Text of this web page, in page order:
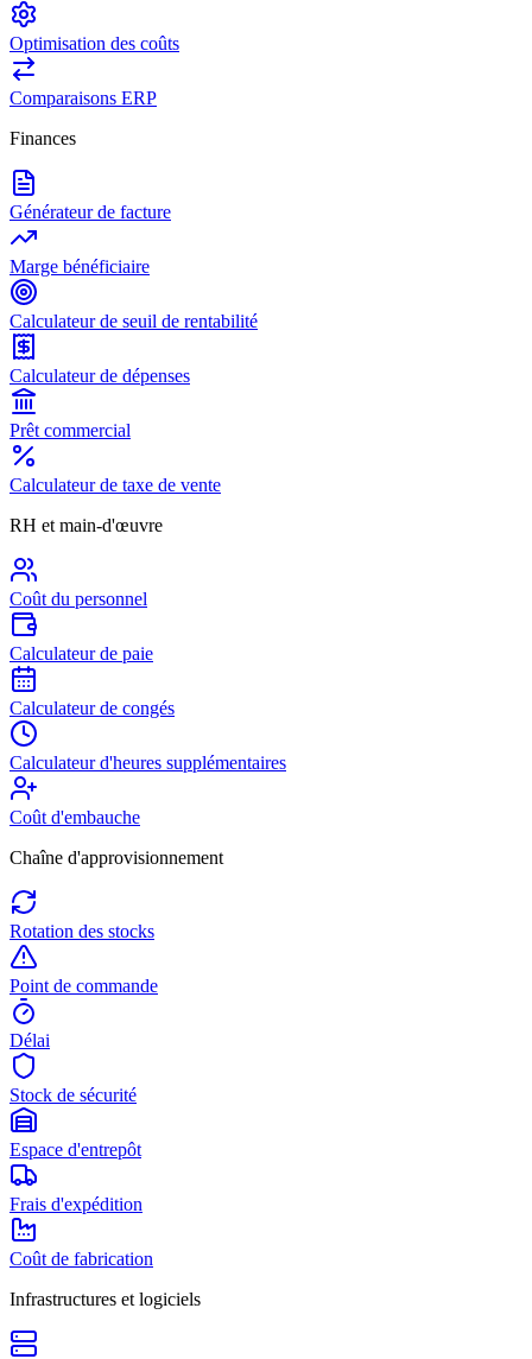
Optimisation des coûts
Comparaisons ERP
Finances
Générateur de facture
Marge bénéficiaire
Calculateur de seuil de rentabilité
Calculateur de dépenses
Prêt commercial
Calculateur de taxe de vente
RH et main-d'œuvre
Coût du personnel
Calculateur de paie
Calculateur de congés
Calculateur d'heures supplémentaires
Coût d'embauche
Chaîne d'approvisionnement
Rotation des stocks
Point de commande
Délai
Stock de sécurité
Espace d'entrepôt
Frais d'expédition
Coût de fabrication
Infrastructures et logiciels